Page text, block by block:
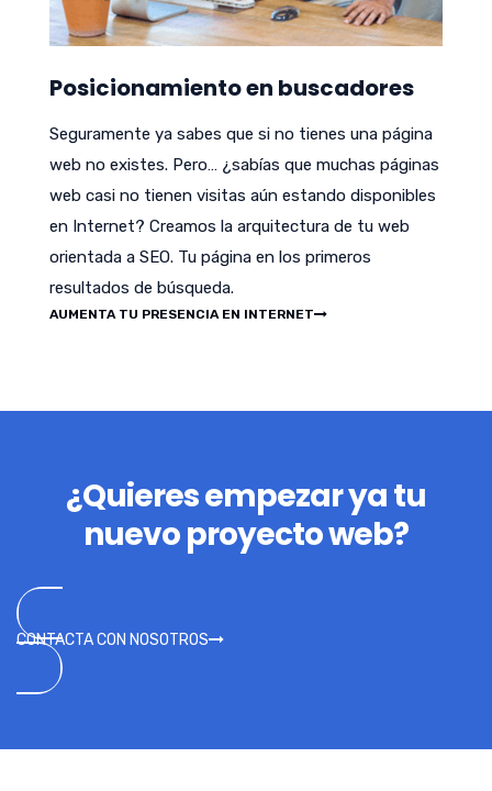
Posicionamiento en buscadores
Seguramente ya sabes que si no tienes una página
web no existes. Pero… ¿sabías que muchas páginas
web casi no tienen visitas aún estando disponibles
en Internet? Creamos la arquitectura de tu web
orientada a SEO. Tu página en los primeros
resultados de búsqueda.
AUMENTA TU PRESENCIA EN INTERNET
¿Quieres empezar ya tu
nuevo proyecto web?
CONTACTA CON NOSOTROS